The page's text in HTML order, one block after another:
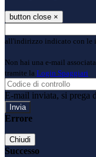
button close ×
all'indirizzo indicato con le
Non hai una e-mail
tramite la Login Spaggiari
E-mail inviata, si prega
Errore
Chiudi
Successo